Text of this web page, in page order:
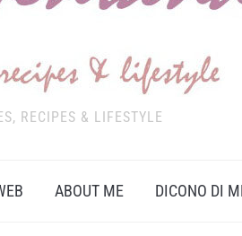
RECIPES & LIFESTYLE
ABOUT ME DICONO DI